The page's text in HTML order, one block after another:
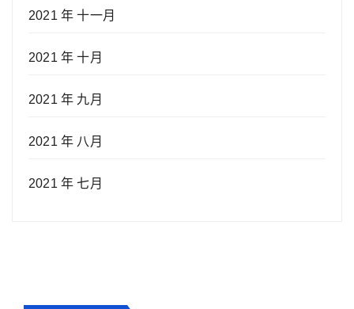
2021 年 十一月
2021 年 十月
2021 年 九月
2021 年 八月
2021 年 七月